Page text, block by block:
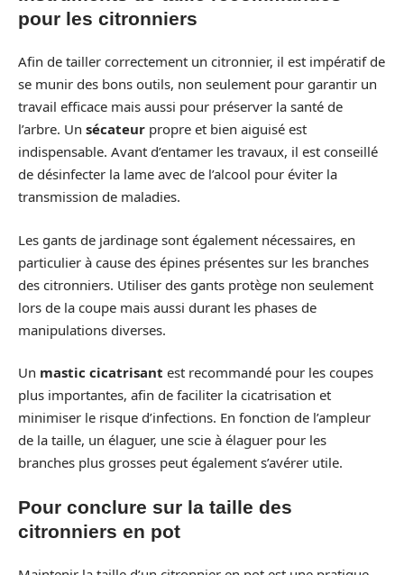
pour les citronniers
Afin de tailler correctement un citronnier, il est impératif de
se munir des bons outils, non seulement pour garantir un
travail efficace mais aussi pour préserver la santé de
l’arbre. Un sécateur propre et bien aiguisé est
indispensable. Avant d’entamer les travaux, il est conseillé
de désinfecter la lame avec de l’alcool pour éviter la
transmission de maladies.
Les gants de jardinage sont également nécessaires, en
particulier à cause des épines présentes sur les branches
des citronniers. Utiliser des gants protège non seulement
lors de la coupe mais aussi durant les phases de
manipulations diverses.
Un mastic cicatrisant est recommandé pour les coupes
plus importantes, afin de faciliter la cicatrisation et
minimiser le risque d’infections. En fonction de l’ampleur
de la taille, un élaguer, une scie à élaguer pour les
branches plus grosses peut également s’avérer utile.
Pour conclure sur la taille des
citronniers en pot